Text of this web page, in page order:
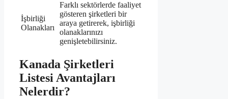
İşbirliği
Olanakları
Farklı sektörlerde faaliyet
gösteren şirketleri bir
araya getirerek, işbirliği
olanaklarınızı
genişletebilirsiniz.
Kanada Şirketleri
Listesi Avantajları
Nelerdir?